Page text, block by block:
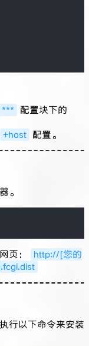
*** 配置块下的
+host 配置。
。
页：
http://[您的
行以下命令来安装